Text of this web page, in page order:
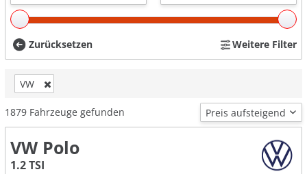
Zurücksetzen Weitere Filter
VW
1879 Fahrzeuge gefunden
VW Polo
1.2 TSI